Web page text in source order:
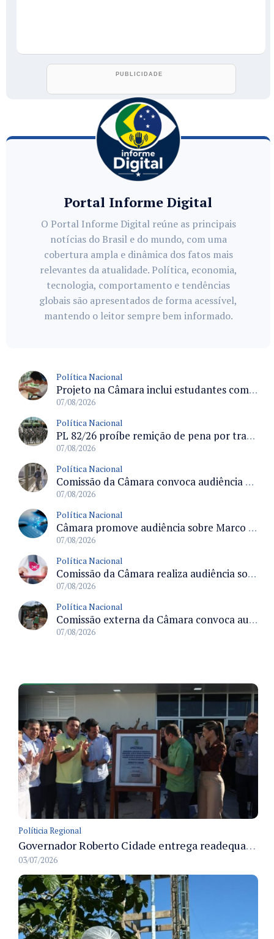
Portal Informe Digital
O Portal Informe Digital reúne as principais
notícias do Brasil e do mundo, com uma
cobertura ampla e dinâmica dos fatos mais
relevantes da atualidade. Política, economia,
tecnologia, comportamento e tendências
globais são apresentados de forma acessível,
mantendo o leitor sempre bem informado.
Política Nacional
Projeto na Câmara inclui estudantes com deficiência no regime escolar especial da LDB e estabelece critérios para frequência
07/08/2026
Política Nacional
PL 82/26 proíbe remição de pena por trabalho em funções militares para condenados por crimes contra o Estado Democrático de Direito
07/08/2026
Política Nacional
Comissão da Câmara convoca audiência para discutir misoginia nas escolas e universidades após divulgação de listas misóginas
07/08/2026
Política Nacional
Câmara promove audiência sobre Marco de Fomento à Economia Digital e impactos da inteligência artificial
07/08/2026
Política Nacional
Comissão da Câmara realiza audiência sobre apostas online para medir o tamanho do mercado ilegal
07/08/2026
Política Nacional
Comissão externa da Câmara convoca audiência pública sobre chuvas na Zona da Mata de Minas Gerais e impactos em Juiz de Fora
07/08/2026
Políticia Regional
Governador Roberto Cidade entrega readequação do ambulatório da FCecon e amplia capacidade de atendimento oncológico em Manaus
03/07/2026